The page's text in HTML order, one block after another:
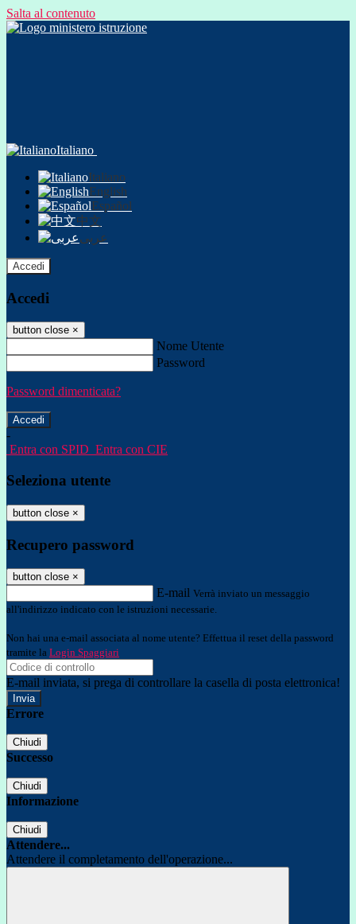
Salta al contenuto
Italiano
Italiano
English
Español
中文
عربى
Accedi
Accedi
button close ×
Nome Utente
Password
Password dimenticata?
-
Entra con SPID Entra con CIE
Seleziona utente
button close ×
Recupero password
button close ×
E-mail Verrà inviato un messaggio
all'indirizzo indicato con le istruzioni necessarie.
Non hai una e-mail associata al nome utente? Effettua il reset della password
tramite la Login Spaggiari
E-mail inviata, si prega di controllare la casella di posta elettronica!
Errore
Chiudi
Successo
Chiudi
Informazione
Chiudi
Attendere...
Attendere il completamento dell'operazione...